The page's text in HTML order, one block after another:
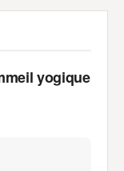
yogique